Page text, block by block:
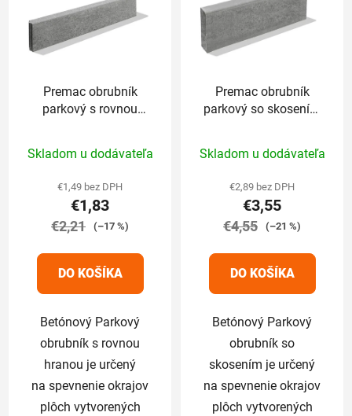
Premac obrubník
parkový s rovnou
hodnotenie
produktu
je
5,0
5
hviezdičiek.
Skladom u dodávateľa
€1,49 bez DPH
€1,83
€2,21 (–17 %)
DO KOŠÍKA
Betónový Parkový
obrubník s rovnou
hranou je určený
na spevnenie okrajov
plôch vytvorených
Premac obrubník
parkový so skosením
hodnotenie
produktu
je
5,0
5
hviezdičiek.
Skladom u dodávateľa
€2,89 bez DPH
€3,55
€4,55 (–21 %)
DO KOŠÍKA
Betónový Parkový
obrubník so
skosením je určený
na spevnenie okrajov
plôch vytvorených